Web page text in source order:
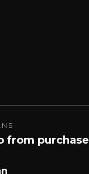
from purchase